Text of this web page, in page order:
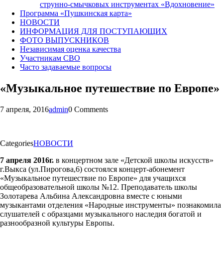
струнно-смычковых инструментах «Вдохновение»
Программа «Пушкинская карта»
НОВОСТИ
ИНФОРМАЦИЯ ДЛЯ ПОСТУПАЮЩИХ
ФОТО ВЫПУСКНИКОВ
Независимая оценка качества
Участникам СВО
Часто задаваемые вопросы
«Музыкальное путешествие по Европе»
7 апреля, 2016admin0 Comments
CategoriesНОВОСТИ
7 апреля 2016г. в концертном зале «Детской школы искусств»
г.Выкса (ул.Пирогова,6) состоялся концерт-абонемент
«Музыкальное путешествие по Европе» для учащихся
общеобразовательной школы №12. Преподаватель школы
Золотарева Альбина Александровна вместе с юными
музыкантами отделения «Народные инструменты» познакомила
слушателей с образцами музыкального наследия богатой и
разнообразной культуры Европы.